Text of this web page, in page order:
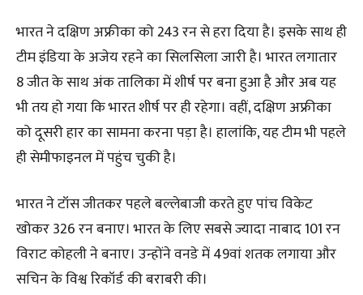
भारत ने दक्षिण अफ्रीका को 243 रन से हरा दिया है। इसके साथ ही
टीम इंडिया के अजेय रहने का सिलसिला जारी है। भारत लगातार
8 जीत के साथ अंक तालिका में शीर्ष पर बना हुआ है और अब यह
भी तय हो गया कि भारत शीर्ष पर ही रहेगा। वहीं, दक्षिण अफ्रीका
को दूसरी हार का सामना करना पड़ा है। हालांकि, यह टीम भी पहले
ही सेमीफाइनल में पहुंच चुकी है।
भारत ने टॉस जीतकर पहले बल्लेबाजी करते हुए पांच विकेट
खोकर 326 रन बनाए। भारत के लिए सबसे ज्यादा नाबाद 101 रन
विराट कोहली ने बनाए। उन्होंने वनडे में 49वां शतक लगाया और
सचिन के विश्व रिकॉर्ड की बराबरी की।